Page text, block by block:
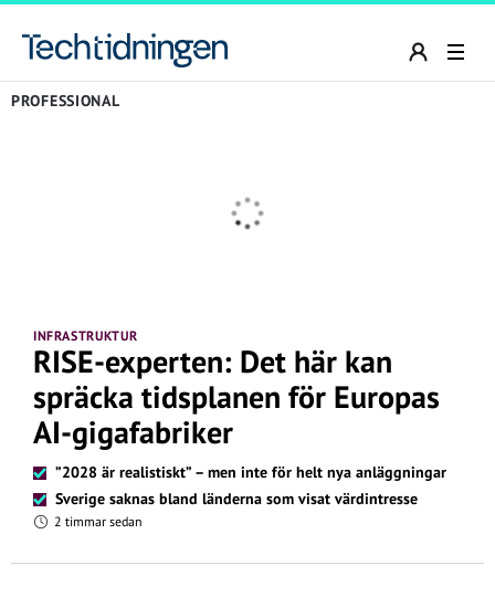
PROFESSIONAL
INFRASTRUKTUR
RISE-experten: Det här kan
spräcka tidsplanen för Europas
AI-gigafabriker
”2028 är realistiskt” – men inte för helt nya anläggningar
Sverige saknas bland länderna som visat värdintresse
2 timmar sedan